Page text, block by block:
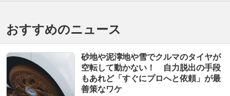
おすすめのニュース
砂地や泥濘地や雪でクルマのタイヤが
空転して動かない！ 自力脱出の手段
もあれど「すぐにプロへと依頼」が最
善策なワケ